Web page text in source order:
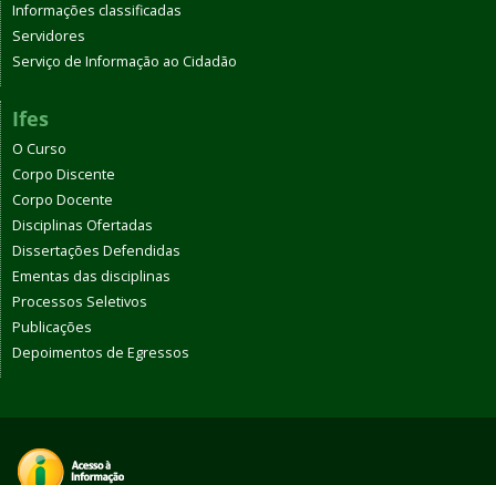
Informações classificadas
Servidores
Serviço de Informação ao Cidadão
Ifes
O Curso
Corpo Discente
Corpo Docente
Disciplinas Ofertadas
Dissertações Defendidas
Ementas das disciplinas
Processos Seletivos
Publicações
Depoimentos de Egressos